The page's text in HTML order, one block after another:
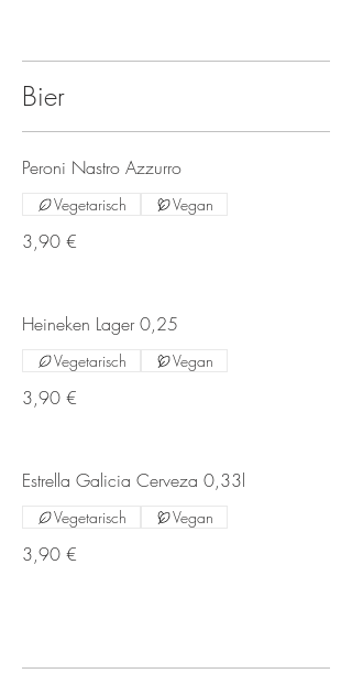
Bier
Peroni Nastro Azzurro
3,90 €
Vegetarisch Vegan
Heineken Lager 0,25
3,90 €
Vegetarisch Vegan
Estrella Galicia Cerveza 0,33l
3,90 €
Vegetarisch Vegan